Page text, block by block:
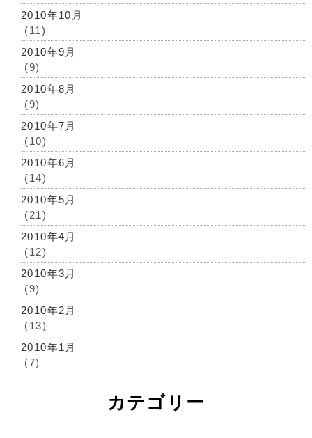
2010年10月
(11)
2010年9月
(9)
2010年8月
(9)
2010年7月
(10)
2010年6月
(14)
2010年5月
(21)
2010年4月
(12)
2010年3月
(9)
2010年2月
(13)
2010年1月
(7)
カテゴリー